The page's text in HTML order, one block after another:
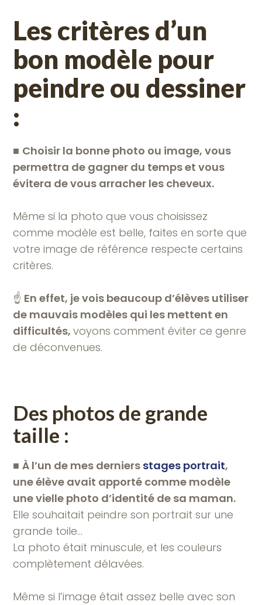
Les critères d’un
bon modèle pour
peindre ou dessiner
:
■ Choisir la bonne photo ou image, vous
permettra de gagner du temps et vous
évitera de vous arracher les cheveux.
Même si la photo que vous choisissez
comme modèle est belle, faites en sorte que
votre image de référence respecte certains
critères.
☝️ En effet, je vois beaucoup d’élèves utiliser
de mauvais modèles qui les mettent en
difficultés,voyons comment éviter ce genre
de déconvenues.
Des photos de grande
taille :
■À l’un de mes derniers stages portrait,
une élève avait apporté comme modèle
une vielle photo d’identité de sa maman.
Elle souhaitait peindre son portrait sur une
grande toile…
La photo était minuscule, et les couleurs
complètement délavées.
Même si l’image était assez belle avec son